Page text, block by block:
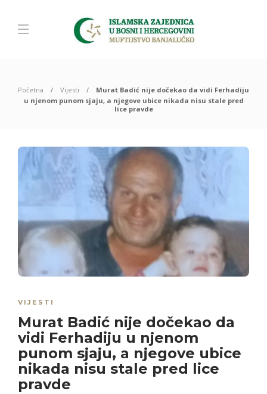
Početna Vijesti
Murat Badić nije dočekao da vidi Ferhadiju
u njenom punom sjaju, a njegove ubice nikada nisu stale pred
lice pravde
VIJESTI
Murat Badić nije dočekao da
vidi Ferhadiju u njenom
punom sjaju, a njegove ubice
nikada nisu stale pred lice
pravde